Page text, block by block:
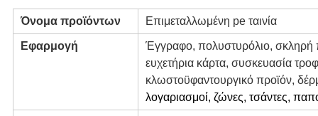
Όνομα προϊόντων Επιμεταλλωμένη pe ταινία
Εφαρμογή
Έγγραφο, πολυστυρόλιο, σκληρή
ευχετήρια κάρτα, συσκευασία
κλωστοϋφαντουργικό προϊόν,
λογαριασμοί, ζώνες, τσάντες,